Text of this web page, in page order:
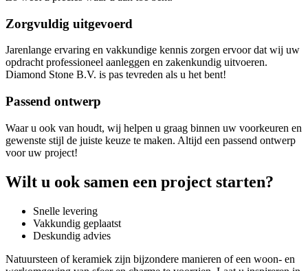
Zorgvuldig uitgevoerd
Jarenlange ervaring en vakkundige kennis zorgen ervoor dat wij uw
opdracht professioneel aanleggen en zakenkundig uitvoeren.
Diamond Stone B.V. is pas tevreden als u het bent!
Passend ontwerp
Waar u ook van houdt, wij helpen u graag binnen uw voorkeuren en
gewenste stijl de juiste keuze te maken. Altijd een passend ontwerp
voor uw project!
Wilt u ook samen een project starten?
Snelle levering
Vakkundig geplaatst
Deskundig advies
Natuursteen of keramiek zijn bijzondere manieren of een woon- en